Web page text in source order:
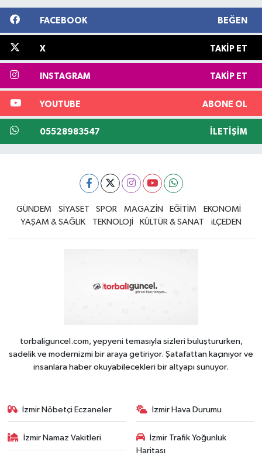
FACEBOOK BEĞEN
X TAKIP ET
INSTAGRAM TAKIP ET
YOUTUBE ABONE OL
05528983547 İLETIŞIM
GÜNDEM SİYASET SPOR MAGAZİN EĞİTİM
EKONOMİ
YAŞAM & SAĞLIK
TEKNOLOJİ KÜLTÜR & SANAT iLÇEDEN
torbaliguncel.com, yepyeni temasıyla sizleri buluştururken,
sadelik ve modernizmi bir araya getiriyor. Şatafattan kaçınıyor ve
insanlara haber okuyabilecekleri bir altyapı sunuyor.
İzmir Nöbetçi Eczaneler İzmir Hava Durumu
İzmir Namaz Vakitleri
İzmir Trafik Yoğunluk
Haritası